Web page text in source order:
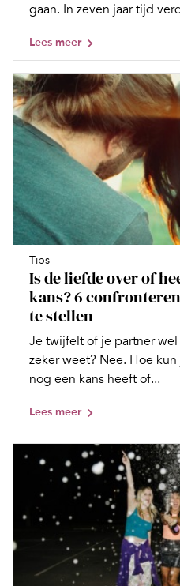
gaan. In zeven jaar tijd
Lees meer
Tips
Is de liefde over of
kans? 6
te stellen
Je twijfelt of je partner
zeker weet? Nee. Hoe
nog een kans heeft of...
Lees meer